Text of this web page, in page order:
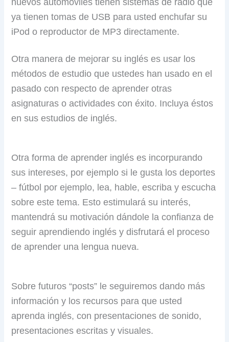
ya tienen tomas de USB para usted enchufar su
iPod o reproductor de MP3 directamente.
Otra manera de mejorar su inglés es usar los
métodos de estudio que ustedes han usado en el
pasado con respecto de aprender otras
asignaturas o actividades con éxito. Incluya éstos
en sus estudios de inglés.
Otra forma de aprender inglés es incorpurando
sus intereses, por ejemplo si le gusta los deportes
– fútbol por ejemplo, lea, hable, escriba y escucha
sobre este tema. Esto estimulará su interés,
mantendrá su motivación dándole la confianza de
seguir aprendiendo inglés y disfrutará el proceso
de aprender una lengua nueva.
Sobre futuros “posts” le seguiremos dando más
información y los recursos para que usted
aprenda inglés, con presentaciones de sonido,
presentaciones escritas y visuales.